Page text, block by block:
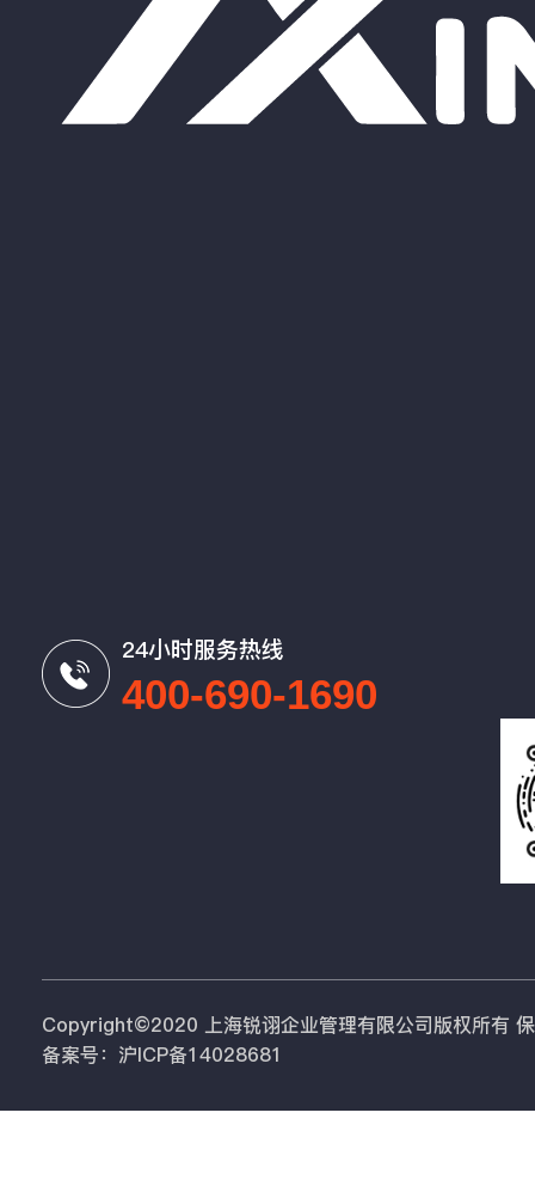
24小时服务热线
400-690-1690
Copyright©2020 上海锐诩企业管理有限公司版权所有
备案号：沪ICP备14028681